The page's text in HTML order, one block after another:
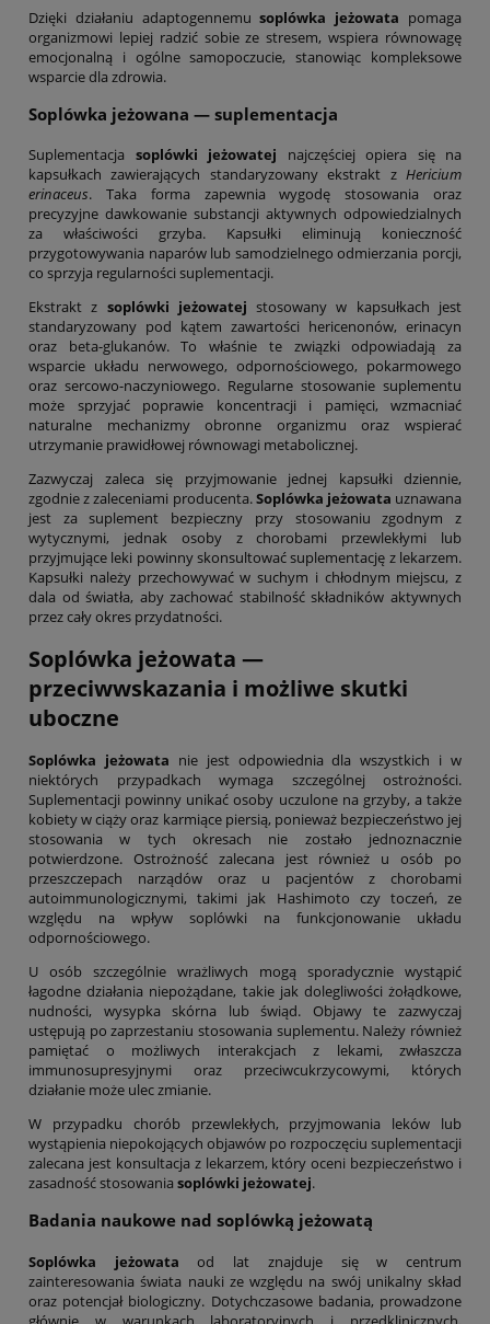
Dzięki działaniu adaptogennemusoplówka jeżowata pomaga
organizmowi lepiej radzić sobie ze stresem, wspiera równowagę
emocjonalną i ogólne samopoczucie, stanowiąc kompleksowe
wsparcie dla zdrowia.
Soplówka jeżowana — suplementacja
Suplementacja soplówki jeżowatej najczęściej opiera się na
kapsułkach zawierających standaryzowany ekstrakt z Hericium
erinaceus. Taka forma zapewnia wygodę stosowania oraz
precyzyjne dawkowanie substancji aktywnych odpowiedzialnych
za właściwości grzyba. Kapsułki eliminują konieczność
przygotowywania naparów lub samodzielnego odmierzania porcji,
co sprzyja regularności suplementacji.
Ekstrakt z soplówki jeżowatej stosowany w kapsułkach jest
standaryzowany pod kątem zawartości hericenonów, erinacyn
oraz beta-glukanów. To właśnie te związki odpowiadają za
wsparcie układu nerwowego, odpornościowego, pokarmowego
oraz sercowo-naczyniowego. Regularne stosowanie suplementu
może sprzyjać poprawie koncentracji i pamięci, wzmacniać
naturalne mechanizmy obronne organizmu oraz wspierać
utrzymanie prawidłowej równowagi metabolicznej.
Zazwyczaj zaleca się przyjmowanie jednej kapsułki dziennie,
zgodnie z zaleceniami producenta.Soplówka jeżowata uznawana
jest za suplement bezpieczny przy stosowaniu zgodnym z
wytycznymi, jednak osoby z chorobami przewlekłymi lub
przyjmujące leki powinny skonsultować suplementację z lekarzem.
Kapsułki należy przechowywać w suchym i chłodnym miejscu, z
dala od światła, aby zachować stabilność składników aktywnych
przez cały okres przydatności.
Soplówka jeżowata —
przeciwwskazania i możliwe skutki
uboczne
Soplówka jeżowata nie jest odpowiednia dla wszystkich i w
niektórych przypadkach wymaga szczególnej ostrożności.
Suplementacji powinny unikać osoby uczulone na grzyby, a także
kobiety w ciąży oraz karmiące piersią, ponieważ bezpieczeństwo jej
stosowania w tych okresach nie zostało jednoznacznie
potwierdzone. Ostrożność zalecana jest również u osób po
przeszczepach narządów oraz u pacjentów z chorobami
autoimmunologicznymi, takimi jak Hashimoto czy toczeń, ze
względu na wpływ soplówki na funkcjonowanie układu
odpornościowego.
U osób szczególnie wrażliwych mogą sporadycznie wystąpić
łagodne działania niepożądane, takie jak dolegliwości żołądkowe,
nudności, wysypka skórna lub świąd. Objawy te zazwyczaj
ustępują po zaprzestaniu stosowania suplementu. Należy również
pamiętać o możliwych interakcjach z lekami, zwłaszcza
immunosupresyjnymi oraz przeciwcukrzycowymi, których
działanie może ulec zmianie.
W przypadku chorób przewlekłych, przyjmowania leków lub
wystąpienia niepokojących objawów po rozpoczęciu suplementacji
zalecana jest konsultacja z lekarzem, który oceni bezpieczeństwo i
zasadność stosowania soplówki jeżowatej.
Badania naukowe nad soplówką jeżowatą
Soplówka jeżowata od lat znajduje się w centrum
zainteresowania świata nauki ze względu na swój unikalny skład
oraz potencjał biologiczny. Dotychczasowe badania, prowadzone